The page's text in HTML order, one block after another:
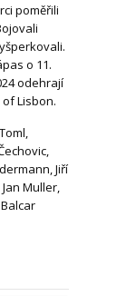
poměřili
o 11.
odehrají
Lisbon.
Jiří
Muller,